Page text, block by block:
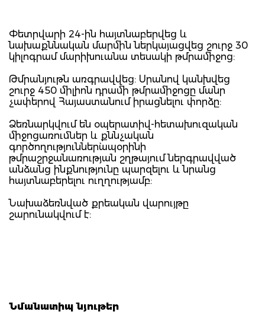
Փետրվարի 24-ին հայտնաբերվեց և
նախաքննական մարմին ներկայացվեց շուրջ 30
կիլոգրամ մարիխուանա տեսակի թմրամիջոց:
Թմրանյութն առգրավվեց: Սրանով կանխվեց
շուրջ 450 միլիոն դրամի թմրամիջոցը մանր
չափերով Հայաստանում իրացնելու փորձը:
Ձեռնարկվում են օպերատիվ-հետախուզական
միջոցառումներ և քննչական
գործողություններ`ապօրինի
թմրաշրջանառության շղթայում ներգրավված
անձանց ինքնությունը պարզելու և նրանց
հայտնաբերելու ուղղությամբ:
Նախաձեռնված քրեական վարույթը
շարունակվում է:
Նմանատիպ նյութեր